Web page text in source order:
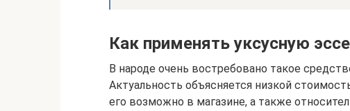
Как применять уксусную
В народе очень востребовано такое
Актуальность объясняется низкой
его возможно в магазине, а также